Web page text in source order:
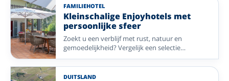
FAMILIEHOTEL
Kleinschalige Enjoyhotels met
persoonlijke sfeer
Zoekt u een verblijf met rust, natuur en
gemoedelijkheid? Vergelijk een selectie
kleinschalige Enjoyhotels in Nederland,
Duitsland, België en Frankrijk.
DUITSLAND